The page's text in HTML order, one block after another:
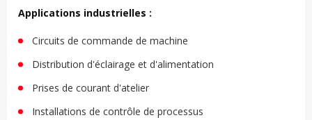
Applications industrielles :
Circuits de commande de machine
Distribution d'éclairage et d'alimentation
Prises de courant d'atelier
Installations de contrôle de processus